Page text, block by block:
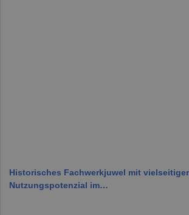
Historisches Fachwerkjuwel mit
Nutzungspotenzial im…